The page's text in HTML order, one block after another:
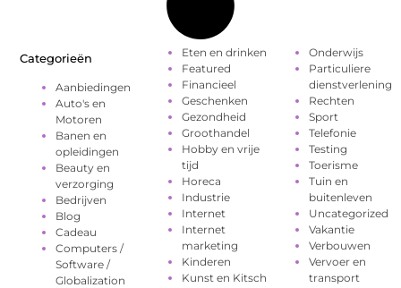
Categorieën
Aanbiedingen
Auto's en
Motoren
Banen en
opleidingen
Beauty en
verzorging
Bedrijven
Blog
Cadeau
Computers /
Software /
Globalization
Eten en drinken
Featured
Financieel
Geschenken
Gezondheid
Groothandel
Hobby en vrije
tijd
Horeca
Industrie
Internet
Internet
marketing
Kinderen
Kunst en Kitsch
Onderwijs
Particuliere
dienstverlening
Rechten
Sport
Telefonie
Testing
Toerisme
Tuin en
buitenleven
Uncategorized
Vakantie
Verbouwen
Vervoer en
transport